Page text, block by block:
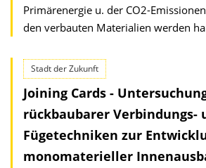
Primärenergie u. der CO2-
den verbauten Materialien werden
Stadt der Zukunft
Joining Cards -
rückbaubarer Verbindungs-
Fügetechniken zur
monomaterieller